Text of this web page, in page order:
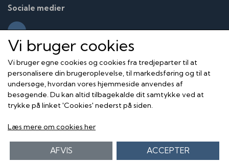
Sociale medier
Vi bruger cookies
Vi bruger egne cookies og cookies fra tredjeparter til at
personalisere din brugeroplevelse, til markedsføring og til at
undersøge, hvordan vores hjemmeside anvendes af
besøgende. Du kan altid tilbagekalde dit samtykke ved at
trykke på linket 'Cookies' nederst på siden.
Læs mere om cookies her
AFVIS ACCEPTER